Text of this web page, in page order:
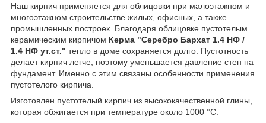
Наш кирпич применяется для облицовки при малоэтажном и
многоэтажном строительстве жилых, офисных, а также
промышленных построек. Благодаря облицовке пустотелым
керамическим кирпичом Керма "Серебро Бархат 1.4 НФ /
1.4 НФ ут.ст." тепло в доме сохраняется долго. Пустотность
делает кирпич легче, поэтому уменьшается давление стен на
фундамент. Именно с этим связаны особенности применения
пустотелого кирпича.
Изготовлен пустотелый кирпич из высококачественной глины,
которая обжигается при температуре около 1000 °C.